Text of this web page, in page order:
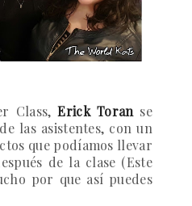
Class,Erick Toranse
las asistentes, con un
que podíamos llevar
de la clase (Este
por que así puedes